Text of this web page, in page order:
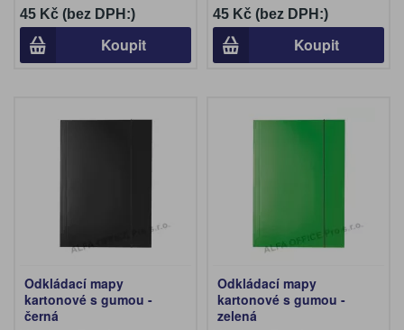
45 Kč (bez DPH:)
Koupit
45 Kč (bez DPH:)
Koupit
Odkládací mapy
kartonové s gumou -
černá
Odkládací mapy
kartonové s gumou -
zelená